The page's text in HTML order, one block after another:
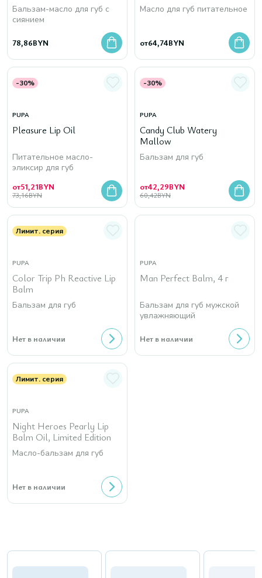
Бальзам-масло для губ с
сиянием
78,86BYN
Масло для губ питательное
от64,74BYN
-30%
PUPA
Pleasure Lip Oil
Питательное масло-
эликсир для губ
от51,21BYN
73,16BYN
-30%
PUPA
Candy Club Watery
Mallow
Бальзам для губ
от42,29BYN
60,42BYN
Лимит. серия
PUPA
Color Trip Ph Reactive Lip
Balm
Бальзам для губ
Нет в наличии
PUPA
Man Perfect Balm, 4 г
Бальзам для губ мужской
увлажняющий
Нет в наличии
Лимит. серия
PUPA
Night Heroes Pearly Lip
Balm Oil, Limited Edition
Масло-бальзам для губ
Нет в наличии